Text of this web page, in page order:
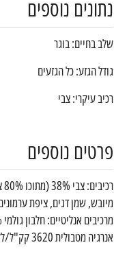
נתונים נוספים
שלב בחיים: בוגר
גודל הגזע: כל הגזעים
רכיב עיקרי: צבי
פרטים נוספים
מיובש, שמן דגים, ציפת
אנרגיה מטבולית 3620 קק"ל/לק"ג.